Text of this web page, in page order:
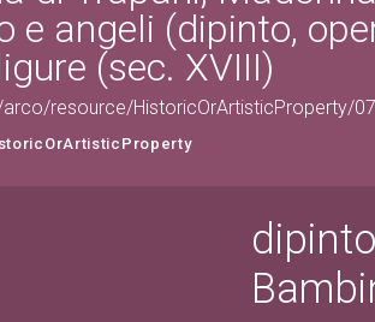
e angeli (dipinto,
(sec. XVIII)
resource/HistoricOrArtisticProperty/